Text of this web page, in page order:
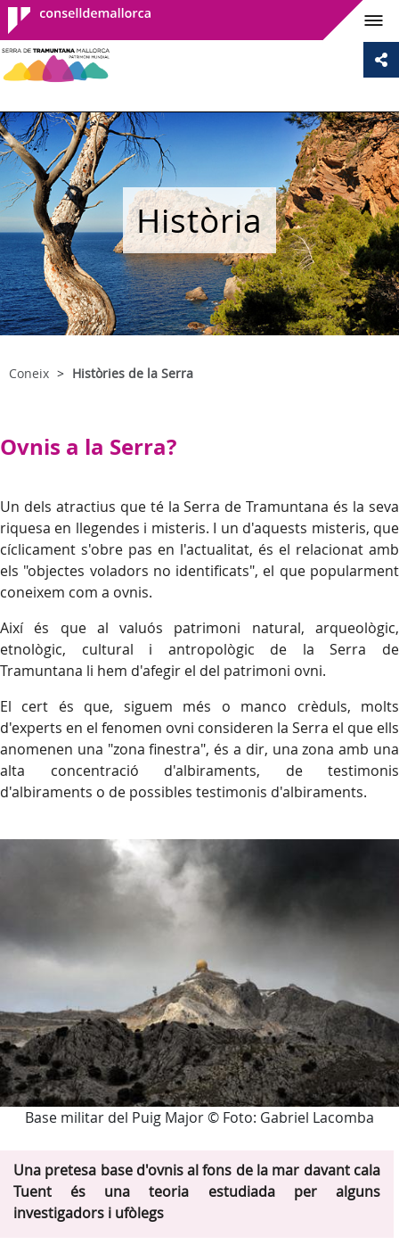
Consell de
Mallorca
Història
Coneix Històries de la Serra
Ovnis a la Serra?
Un dels atractius que té la Serra de Tramuntana és la seva
riquesa en llegendes i misteris. I un d'aquests misteris, que
cíclicament s'obre pas en l'actualitat, és el relacionat amb
els "objectes voladors no identificats", el que popularment
coneixem com a ovnis.
Així és que al valuós patrimoni natural, arqueològic,
etnològic, cultural i antropològic de la Serra de
Tramuntana li hem d'afegir el del patrimoni ovni.
El cert és que, siguem més o manco crèduls, molts
d'experts en el fenomen ovni consideren la Serra el que ells
anomenen una "zona finestra", és a dir, una zona amb una
alta concentració d'albiraments, de testimonis
d'albiraments o de possibles testimonis d'albiraments.
Base militar del Puig Major © Foto: Gabriel Lacomba
Una pretesa base d'ovnis al fons de la mar davant cala
Tuent és una teoria estudiada per alguns
investigadors i ufòlegs